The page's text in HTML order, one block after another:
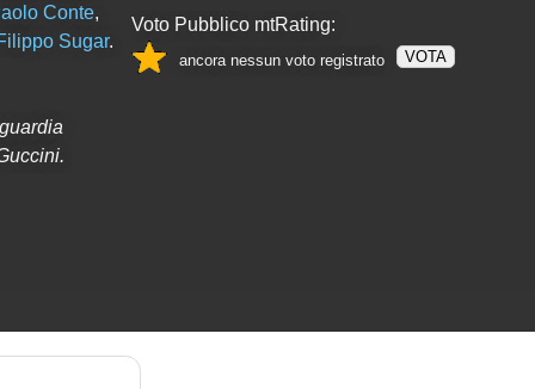
Conte,
Sugar.
Voto Pubblico mtRating:
ancora nessun voto registrato VOTA